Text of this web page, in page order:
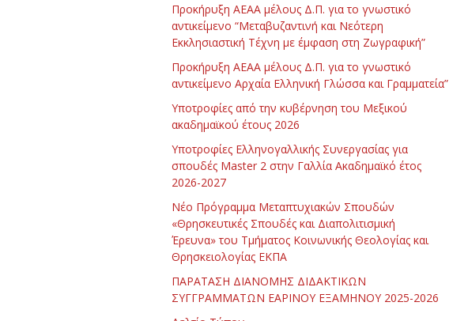
Προκήρυξη ΑΕΑΑ μέλους Δ.Π. για το γνωστικό
αντικείμενο “Μεταβυζαντινή και Νεότερη
Εκκλησιαστική Τέχνη με έμφαση στη Ζωγραφική”
Προκήρυξη ΑΕΑΑ μέλους Δ.Π. για το γνωστικό
αντικείμενο Αρχαία Ελληνική Γλώσσα και Γραμματεία”
Υποτροφίες από την κυβέρνηση του Μεξικού
ακαδημαϊκού έτους 2026
Υποτροφίες Ελληνογαλλικής Συνεργασίας για
σπουδές Master 2 στην Γαλλία Ακαδημαϊκό έτος
2026-2027
Νέο Πρόγραμμα Μεταπτυχιακών Σπουδών
«Θρησκευτικές Σπουδές και Διαπολιτισμική
Έρευνα» του Τμήματος Κοινωνικής Θεολογίας και
Θρησκειολογίας ΕΚΠΑ
ΠΑΡΑΤΑΣΗ ΔΙΑΝΟΜΗΣ ΔΙΔΑΚΤΙΚΩΝ
ΣΥΓΓΡΑΜΜΑΤΩΝ ΕΑΡΙΝΟΥ ΕΞΑΜΗΝΟΥ 2025-2026